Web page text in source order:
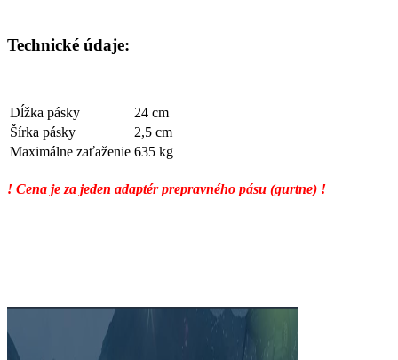
Technické údaje:
Dĺžka pásky
24 cm
Šírka pásky
2,5 cm
Maximálne zaťaženie 635 kg
! Cena je za jeden adaptér prepravného pásu (gurtne) !